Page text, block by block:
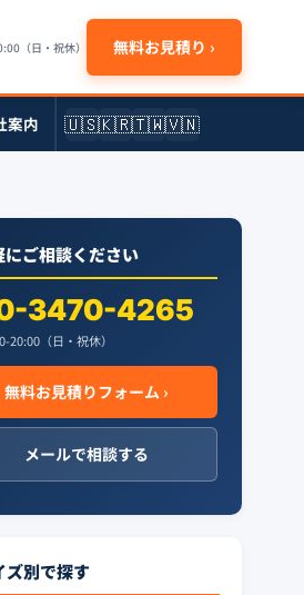
（日・祝休） 無料お見積り ›
案内 🇺🇸🇰🇷🇹🇼🇻🇳
にご相談ください
3470-4265
20:00（日・祝休）
無料お見積りフォーム ›
メールで相談する
ズ別で探す